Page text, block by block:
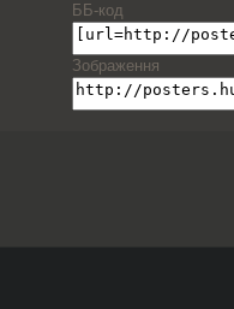
ББ-код
Зображення